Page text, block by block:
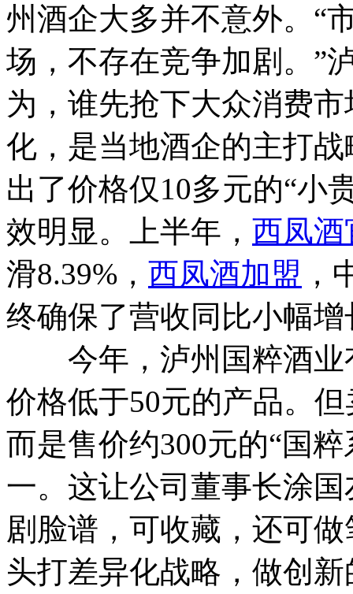
州酒企大多并不意外。“
场，不存在竞争加剧。”
为，谁先抢下大众消费
化，是当地酒企的主打
出了价格仅10多元的“小
效明显。上半年， 西凤酒
滑8.39%， 西凤酒加盟 ，
终确保了营收同比小幅增
今年，泸州国粹酒业
价格低于50元的产品。
而是售价约300元的“国
一。这让公司董事长涂
剧脸谱，可收藏，还可
头打差异化战略，做创